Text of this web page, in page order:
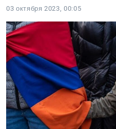
03 октября 2023, 00:05